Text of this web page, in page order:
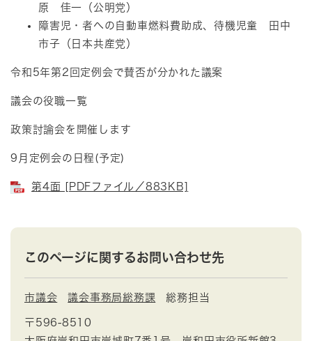
原 佳一（公明党）
障害児・者への自動車燃料費助成、待機児童 田中
市子（日本共産党）
令和5年第2回定例会で賛否が分かれた議案
議会の役職一覧
政策討論会を開催します
9月定例会の日程(予定)
第4面 [PDFファイル／883KB]
このページに関するお問い合わせ先
市議会 議会事務局総務課 総務担当
〒596-8510